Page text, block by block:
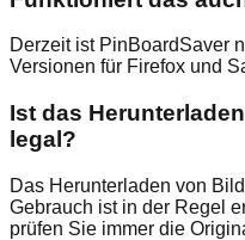
Derzeit ist PinBoardSaver
Versionen für Firefox und
Ist das
legal?
Das Herunterladen von
Gebrauch ist in der Regel
prüfen Sie immer die